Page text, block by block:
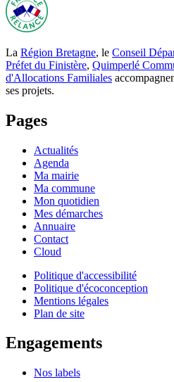
La Région Bretagne, le Conseil
Préfet du Finistère, Quimperlé
d'Allocations Familiales
ses projets.
Pages
Actualités
Agenda
Ma mairie
Ma commune
Mon quotidien
Mes démarches
Annuaire
Contact
Cloud
Politique d'accessibilité
Politique d'écoconception
Mentions légales
Plan de site
Engagements
Nos labels